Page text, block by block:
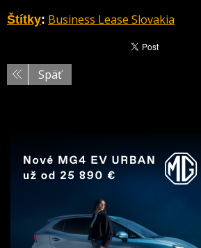
Štítky: Business Lease Slovakia
Späť